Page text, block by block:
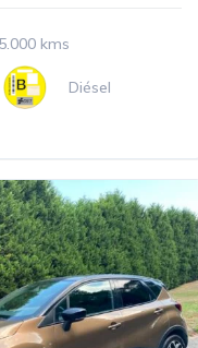
kms
Diésel